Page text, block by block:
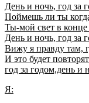
День и ночь, год за
Поймешь ли ты
Ты-мой свет в
День и ночь, год за
Вижу я правду там,
И это будет
год за годом,день и
Я: